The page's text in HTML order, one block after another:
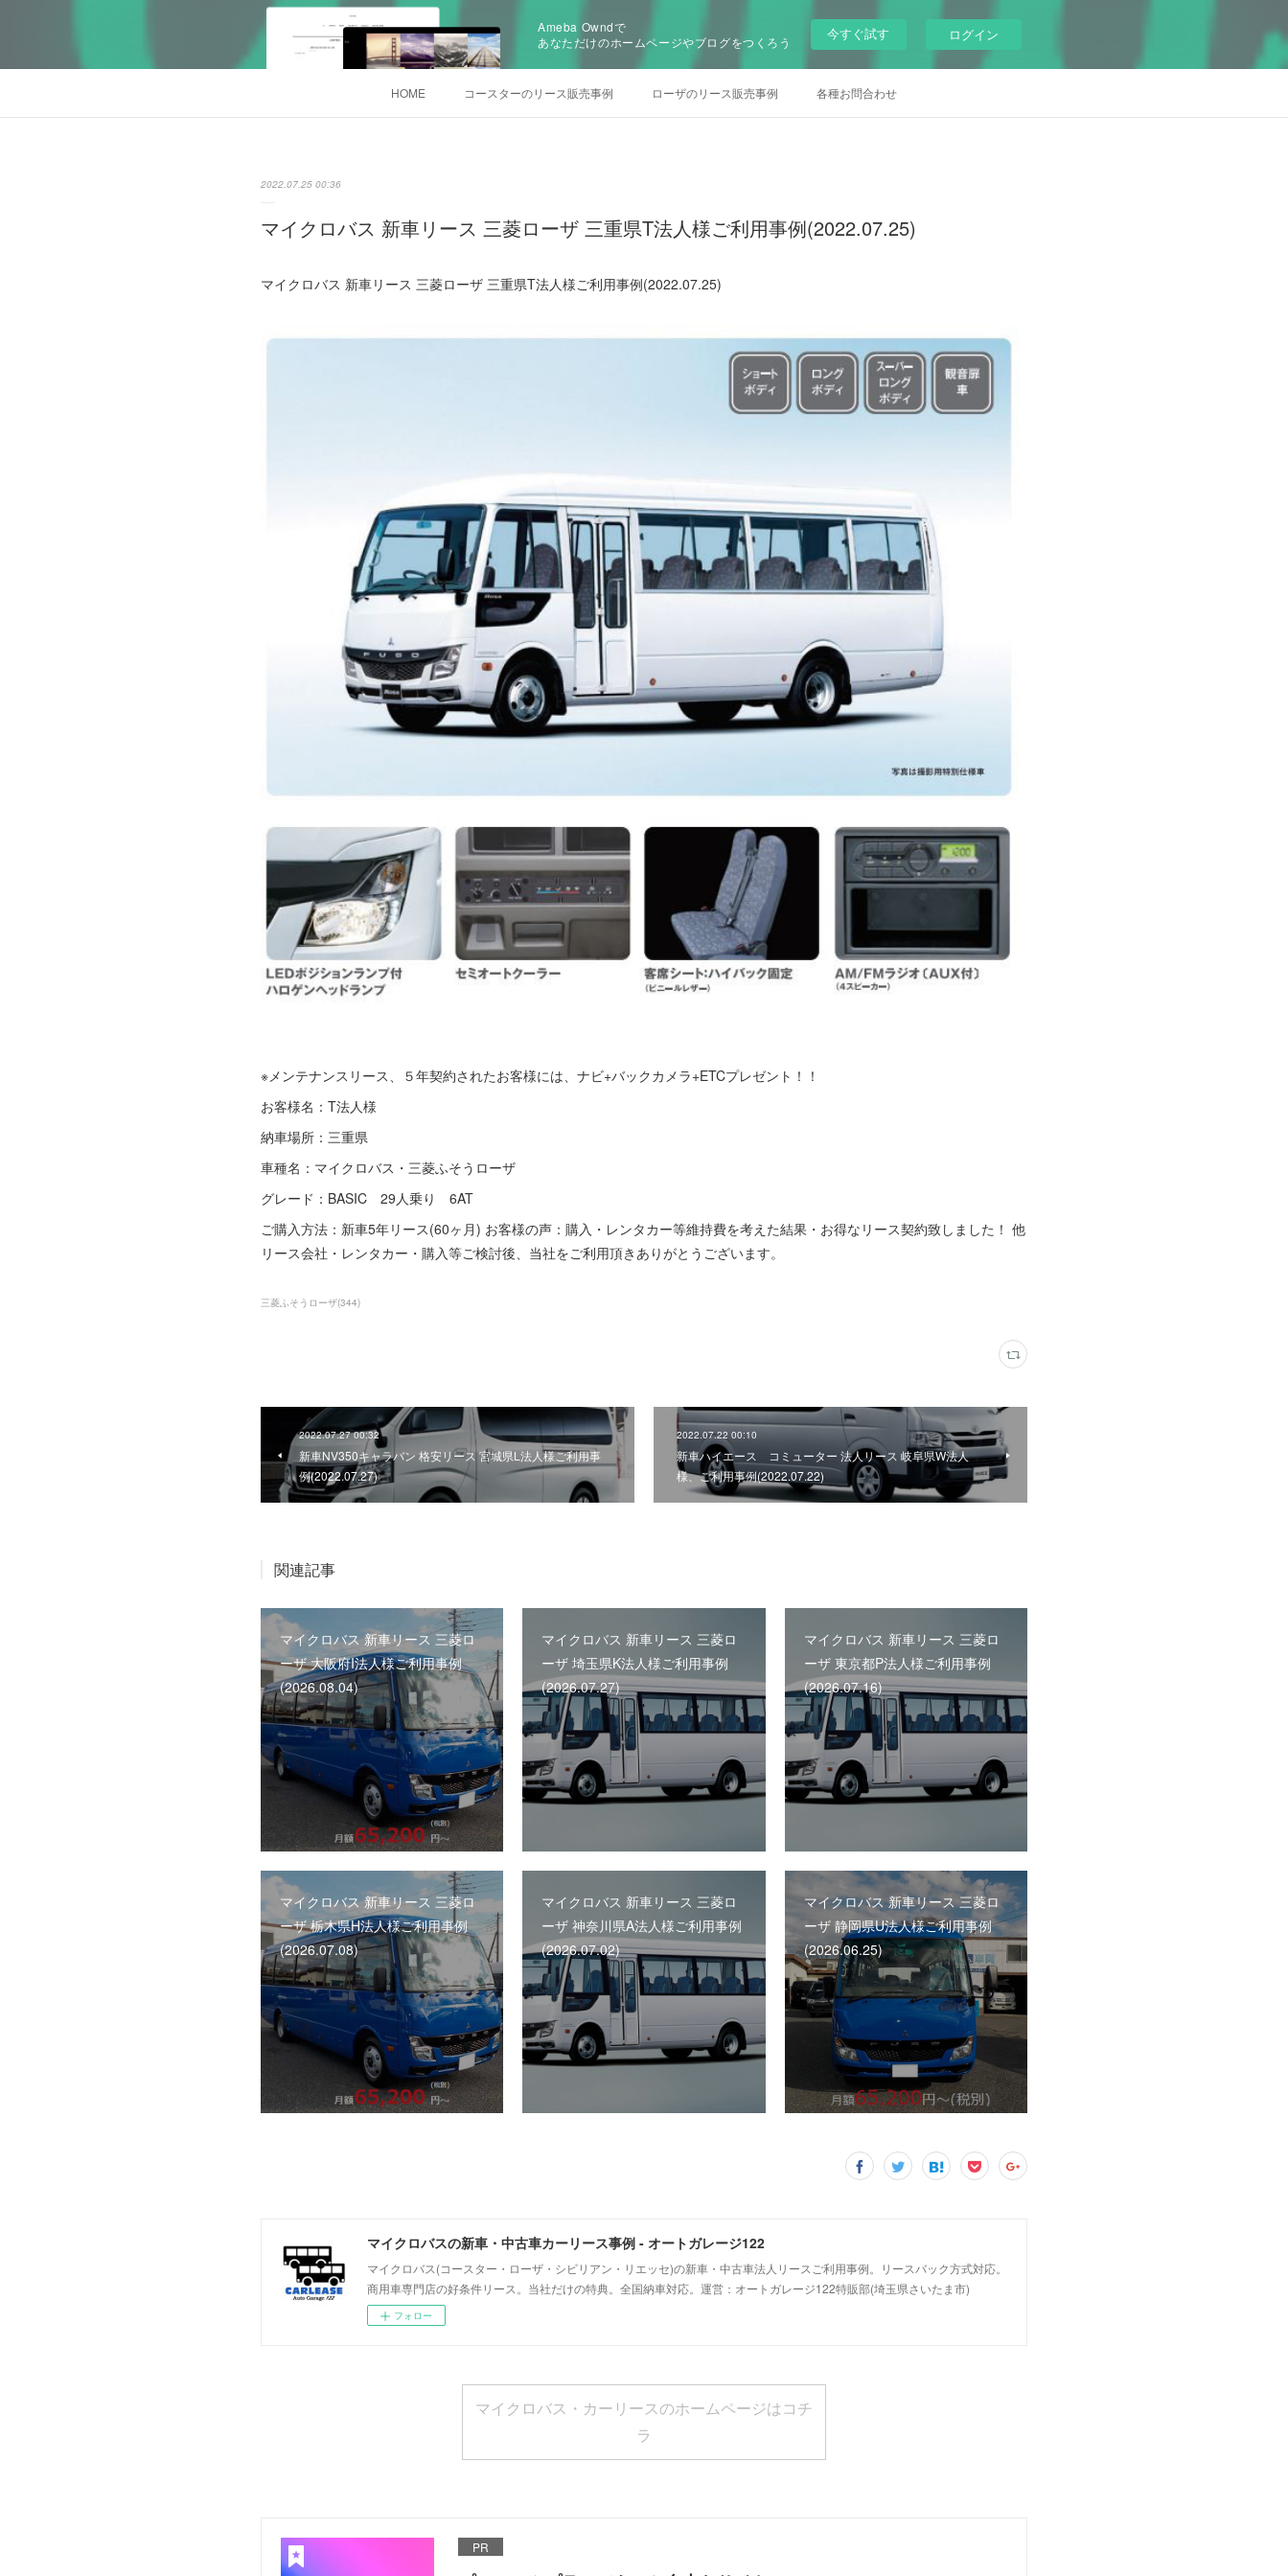
Ameba Owndで
あなただけのホームページやブログをつくろう
今すぐ試す ログイン
HOME コースターのリース販売事例 ローザのリース販売事例 各種お問合わせ
2022.07.25 00:36
マイクロバス 新車リース 三菱ローザ 三重県T法人様ご利用事例(2022.07.25)
マイクロバス 新車リース 三菱ローザ 三重県T法人様ご利用事例(2022.07.25)
※メンテナンスリース、５年契約されたお客様には、ナビ+バックカメラ+ETCプレゼント！！
お客様名：T法人様
納車場所：三重県
車種名：マイクロバス・三菱ふそうローザ
グレード：BASIC 29人乗り 6AT
ご購入方法：新車5年リース(60ヶ月) お客様の声：購入・レンタカー等維持費を考えた結果・お得なリース契約致しました！ 他
リース会社・レンタカー・購入等ご検討後、当社をご利用頂きありがとうございます。
三菱ふそうローザ(344)
2022.07.27 00:32
新車NV350キャラバン 格安リース 宮城県L法人様ご利用事
例(2022.07.27)
2022.07.22 00:10
新車ハイエース コミューター 法人リース 岐阜県W法人
様、ご利用事例(2022.07.22)
関連記事
マイクロバス 新車リース 三菱ロ
ーザ 大阪府I法人様ご利用事例
(2026.08.04)
マイクロバス 新車リース 三菱ロ
ーザ 埼玉県K法人様ご利用事例
(2026.07.27)
マイクロバス 新車リース 三菱ロ
ーザ 東京都P法人様ご利用事例
(2026.07.16)
マイクロバス 新車リース 三菱ロ
ーザ 栃木県H法人様ご利用事例
(2026.07.08)
マイクロバス 新車リース 三菱ロ
ーザ 神奈川県A法人様ご利用事例
(2026.07.02)
マイクロバス 新車リース 三菱ロ
ーザ 静岡県U法人様ご利用事例
(2026.06.25)
マイクロバスの新車・中古車カーリース事例 - オートガレージ122
マイクロバス(コースター・ローザ・シビリアン・リエッセ)の新車・中古車法人リースご利用事例。リースバック方式対応。
商用車専門店の好条件リース。当社だけの特典。全国納車対応。運営：オートガレージ122特販部(埼玉県さいたま市)
フォロー
マイクロバス・カーリースのホームページはコチ
ラ
PR